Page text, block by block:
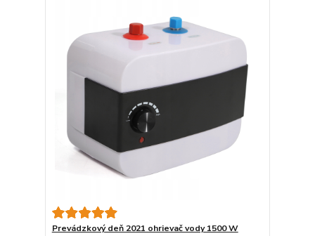
Prevádzkový deň 2021 ohrievač vody 1500 W